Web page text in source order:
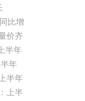
比增
价齐
半年
年
半年
上半